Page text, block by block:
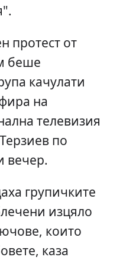
протест от
беше
качулати
на
телевизия
по
вечер.
групичките
изцяло
които
каза